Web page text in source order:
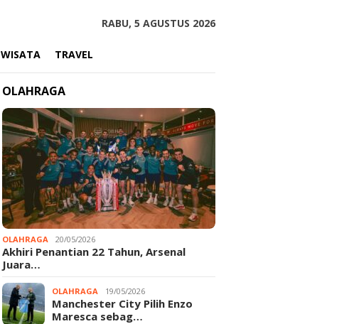
RABU, 5 AGUSTUS 2026
WISATA TRAVEL
OLAHRAGA
OLAHRAGA 20/05/2026
Akhiri Penantian 22 Tahun, Arsenal
Juara…
OLAHRAGA 19/05/2026
Manchester City Pilih Enzo
Maresca sebag…